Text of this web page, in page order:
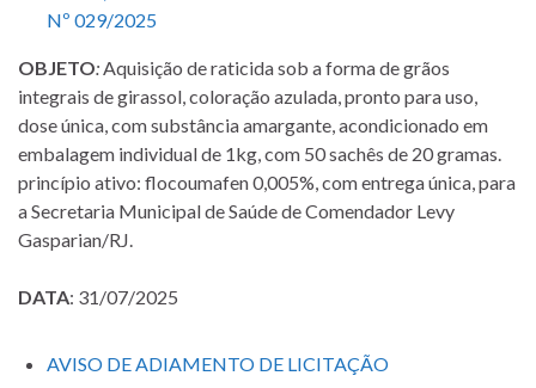
Nº 029/2025
OBJETO: Aquisição de raticida sob a forma de grãos
integrais de girassol, coloração azulada, pronto para uso,
dose única, com substância amargante, acondicionado em
embalagem individual de 1kg, com 50 sachês de 20 gramas.
princípio ativo: flocoumafen 0,005%, com entrega única, para
a Secretaria Municipal de Saúde de Comendador Levy
Gasparian/RJ.
DATA: 31/07/2025
AVISO DE ADIAMENTO DE LICITAÇÃO